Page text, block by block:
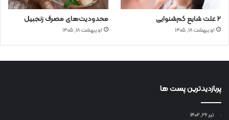
۲ علت شایع‌ کم‌شنوایی
اردیبهشت ۱۸, ۱۴۰۵
محدودیت‌های مصرف زنجبیل
اردیبهشت ۱۸, ۱۴۰۵
پربازدیدترین پست ها
تیر ۲۶, ۱۴۰۲